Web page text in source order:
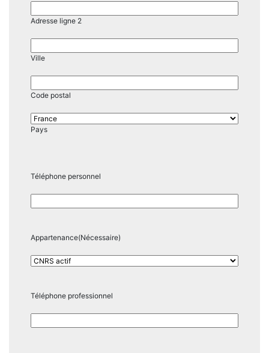
Adresse ligne 2
Ville
Code postal
Pays
Téléphone personnel
Appartenance(Nécessaire)
Téléphone professionnel